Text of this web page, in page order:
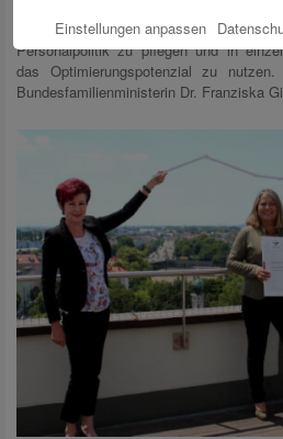
hohen Entwicklungsstand der familien-
Personalpolitik zu pflegen und in
das Optimierungspotenzial zu
Bundesfamilienministerin Dr. Franziska
Einstellungen anpassen